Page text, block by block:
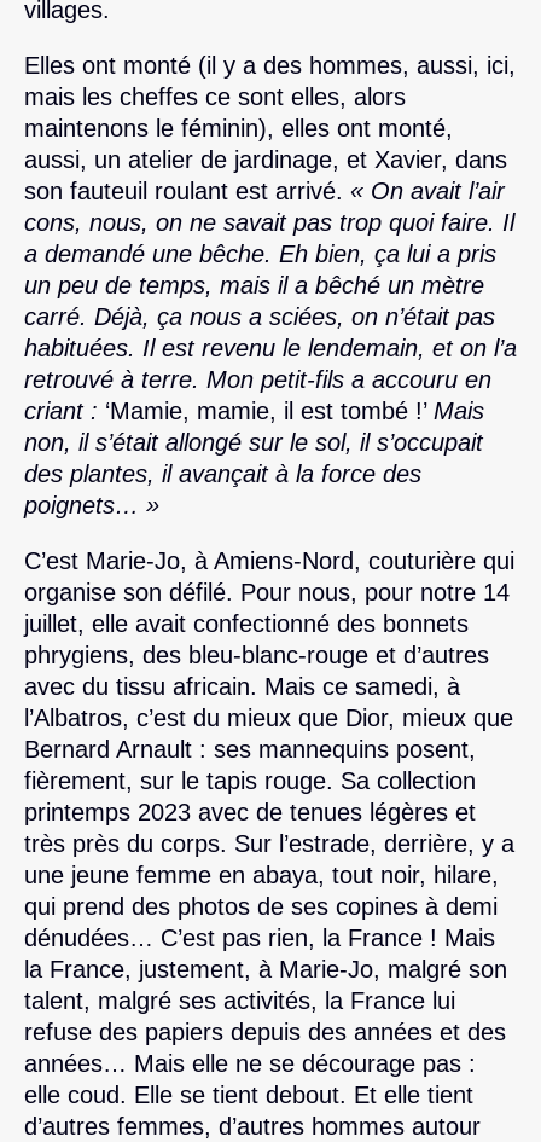
villages.
Elles ont monté (il y a des hommes, aussi, ici,
mais les cheffes ce sont elles, alors
maintenons le féminin), elles ont monté,
aussi, un atelier de jardinage, et Xavier, dans
son fauteuil roulant est arrivé. « On avait l’air
cons, nous, on ne savait pas trop quoi faire. Il
a demandé une bêche. Eh bien, ça lui a pris
un peu de temps, mais il a bêché un mètre
carré. Déjà, ça nous a sciées, on n’était pas
habituées. Il est revenu le lendemain, et on l’a
retrouvé à terre. Mon petit-fils a accouru en
criant : ‘Mamie, mamie, il est tombé !’ Mais
non, il s’était allongé sur le sol, il s’occupait
des plantes, il avançait à la force des
poignets… »
C’est Marie-Jo, à Amiens-Nord, couturière qui
organise son défilé. Pour nous, pour notre 14
juillet, elle avait confectionné des bonnets
phrygiens, des bleu-blanc-rouge et d’autres
avec du tissu africain. Mais ce samedi, à
l’Albatros, c’est du mieux que Dior, mieux que
Bernard Arnault : ses mannequins posent,
fièrement, sur le tapis rouge. Sa collection
printemps 2023 avec de tenues légères et
très près du corps. Sur l’estrade, derrière, y a
une jeune femme en abaya, tout noir, hilare,
qui prend des photos de ses copines à demi
dénudées… C’est pas rien, la France ! Mais
la France, justement, à Marie-Jo, malgré son
talent, malgré ses activités, la France lui
refuse des papiers depuis des années et des
années… Mais elle ne se décourage pas :
elle coud. Elle se tient debout. Et elle tient
d’autres femmes, d’autres hommes autour